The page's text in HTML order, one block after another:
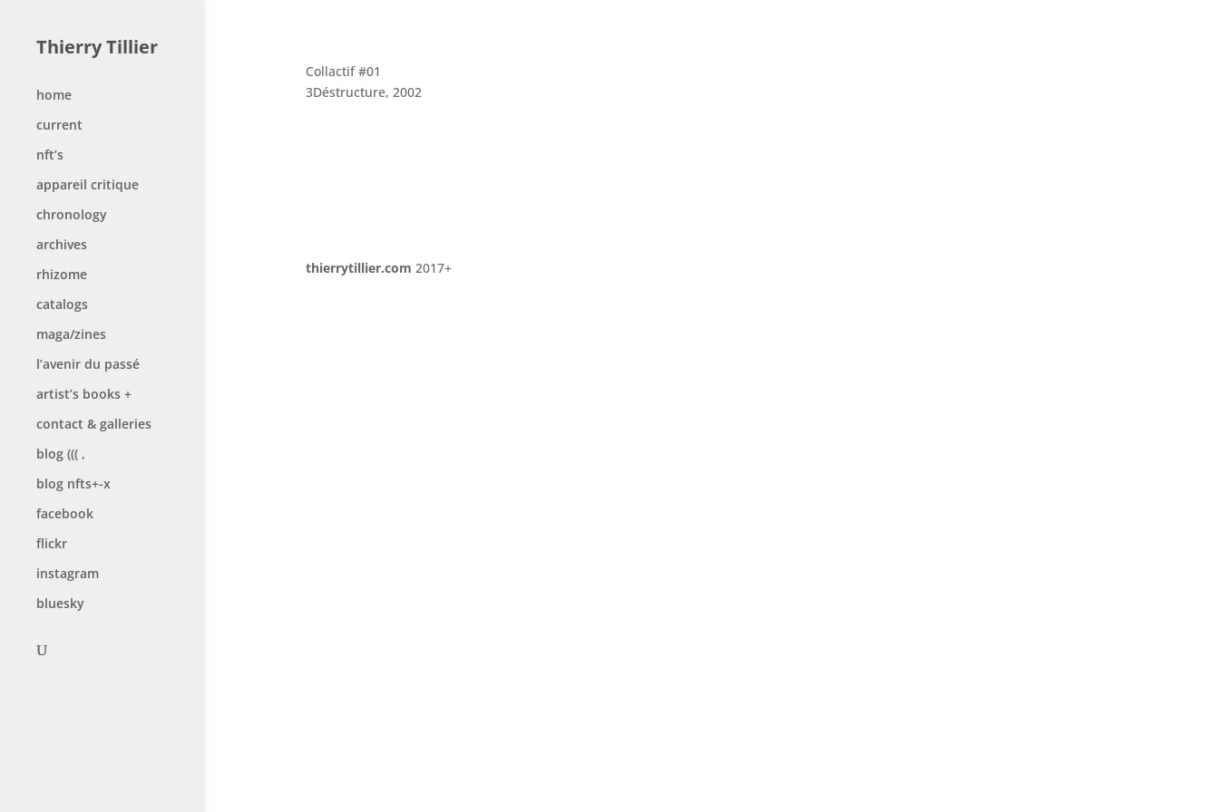
Thierry Tillier
home
current
nft’s
appareil critique
chronology
archives
rhizome
catalogs
maga/zines
l’avenir du passé
artist’s books +
contact & galleries
blog ((( ,
blog nfts+-x
facebook
flickr
instagram
bluesky
Collactif #01
3Déstructure, 2002
thierrytillier.com 2017+